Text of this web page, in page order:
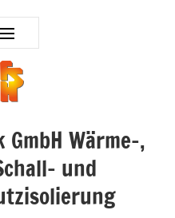
Wärme-,
und